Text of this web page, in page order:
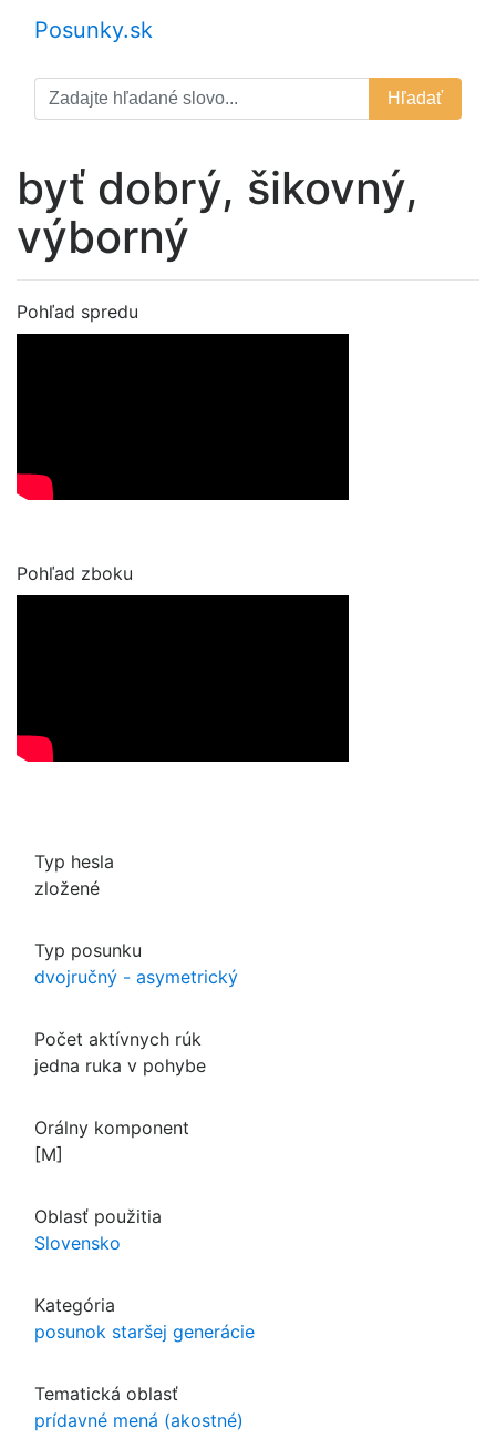
Posunky.sk
Hľadať
byť dobrý, šikovný,
výborný
Pohľad spredu
Pohľad zboku
Typ hesla
zložené
Typ posunku
dvojručný - asymetrický
Počet aktívnych rúk
jedna ruka v pohybe
Orálny komponent
[M]
Oblasť použitia
Slovensko
Kategória
posunok staršej generácie
Tematická oblasť
prídavné mená (akostné)